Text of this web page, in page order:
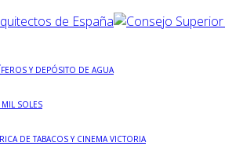
Y DEPÓSITO DE AGUA
SOLES
DE TABACOS Y CINEMA VICTORIA